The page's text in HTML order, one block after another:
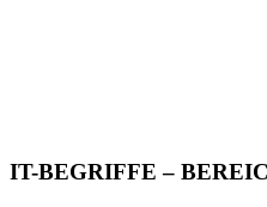
IT-BEGRIFFE –